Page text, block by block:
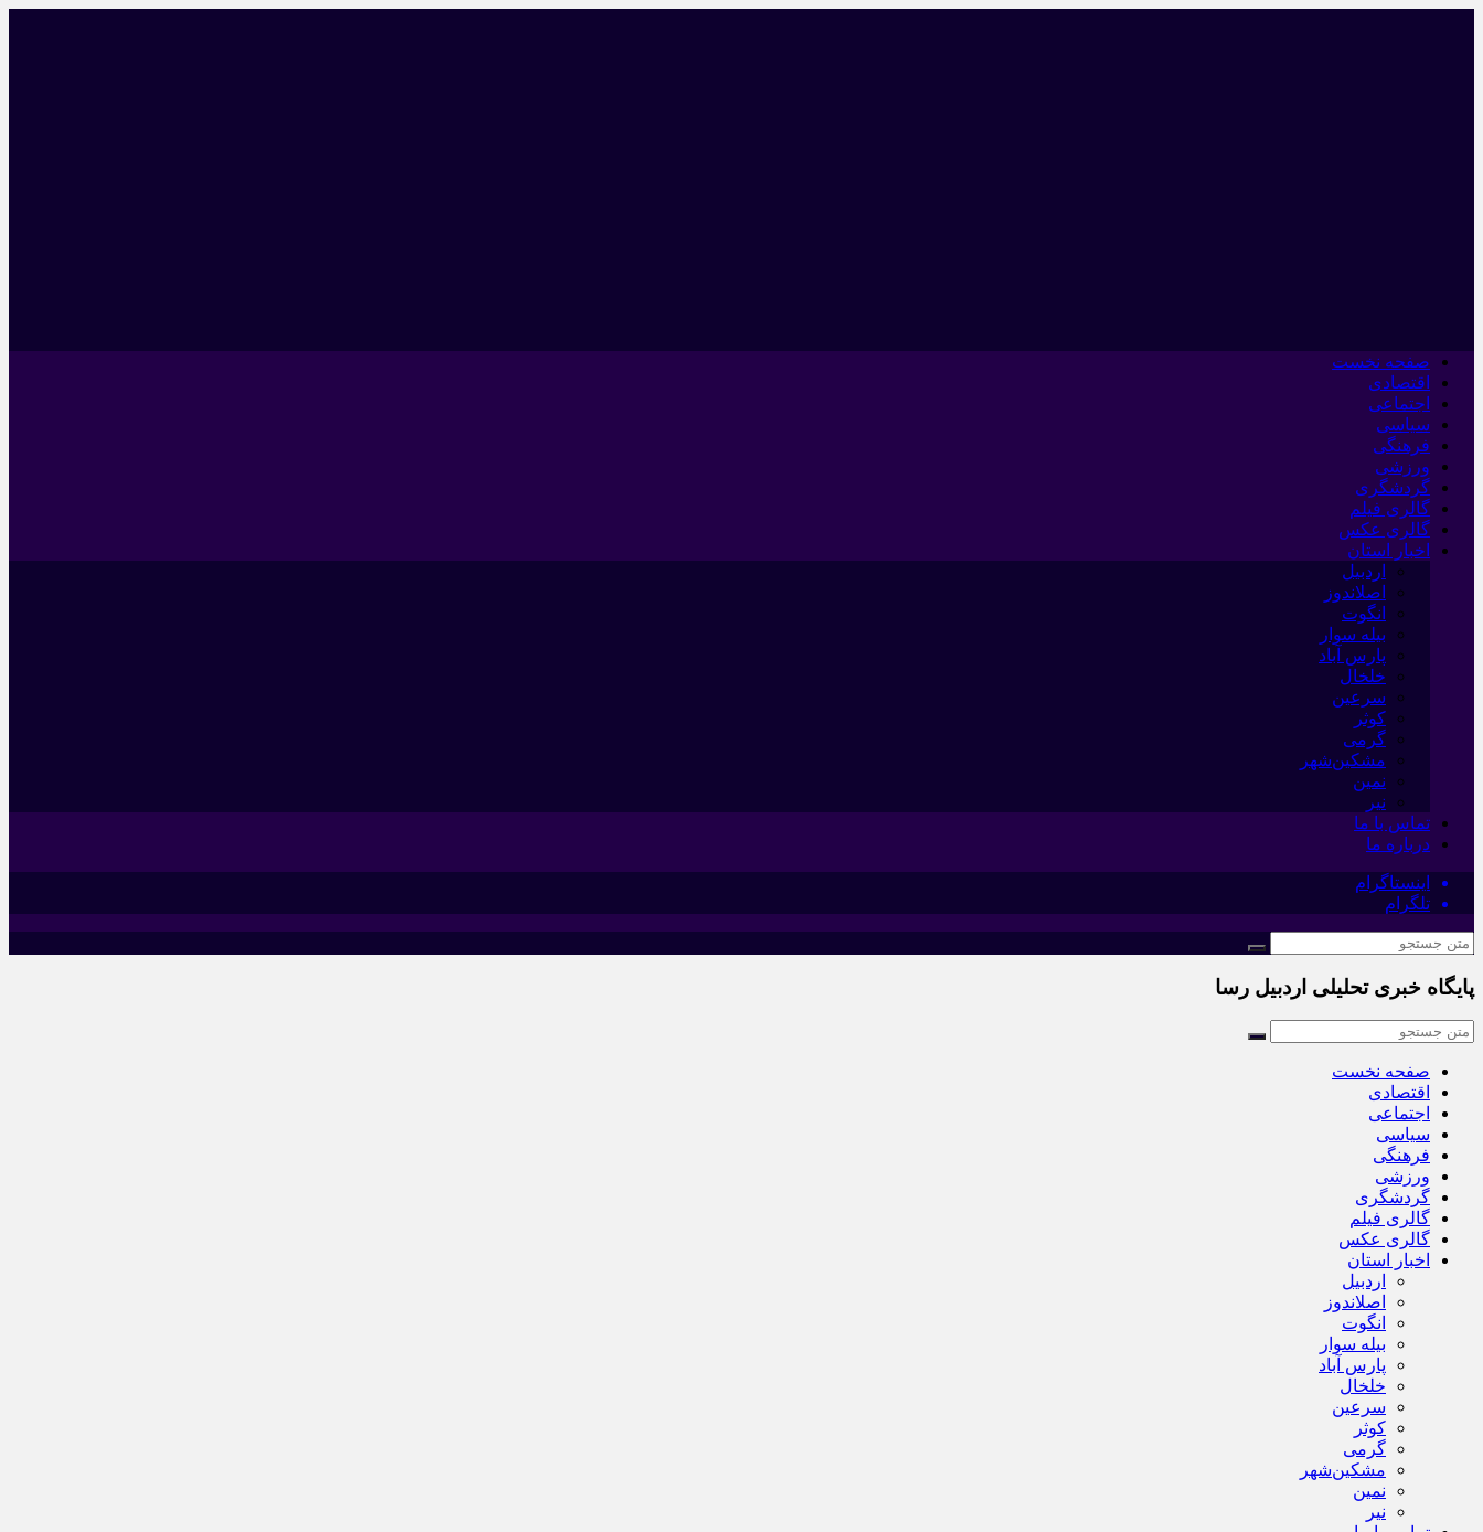
صفحه نخست
اقتصادی
اجتماعی
سیاسی
فرهنگی
ورزشی
گردشگری
گالری فیلم
گالری عکس
اخبار استان
اردبیل
اصلاندوز
انگوت
بیله سوار
پارس آباد
خلخال
سرعین
کوثر
گرمی
مشکین‌شهر
نمین
نیر
تماس با ما
درباره ما
اینستاگرام
تلگرام
پایگاه خبری تحلیلی اردبیل رسا
صفحه نخست
اقتصادی
اجتماعی
سیاسی
فرهنگی
ورزشی
گردشگری
گالری فیلم
گالری عکس
اخبار استان
اردبیل
اصلاندوز
انگوت
بیله سوار
پارس آباد
خلخال
سرعین
کوثر
گرمی
مشکین‌شهر
نمین
نیر